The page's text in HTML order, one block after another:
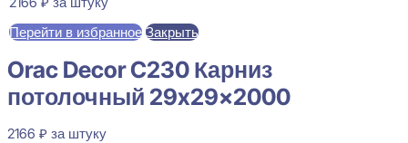
Перейти в избранное Закрыть
Orac Decor C230 Карниз
потолочный 29x29x2000
2166 ₽ за штуку